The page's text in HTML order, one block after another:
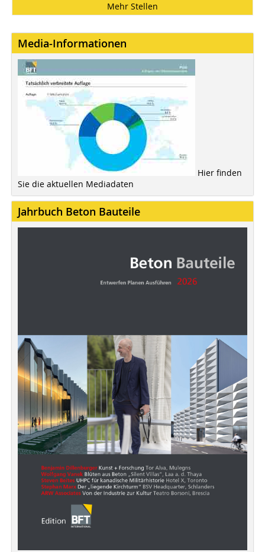
Mehr Stellen
Media-Informationen
Hier finden
Sie die aktuellen Mediadaten
Jahrbuch Beton Bauteile